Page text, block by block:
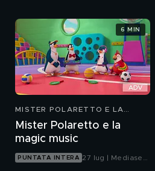
MISTER POLARETTO E LA
Mister Polaretto e la
magic music
PUNTATA INTERA 27 lug | Mediaset
6 MIN